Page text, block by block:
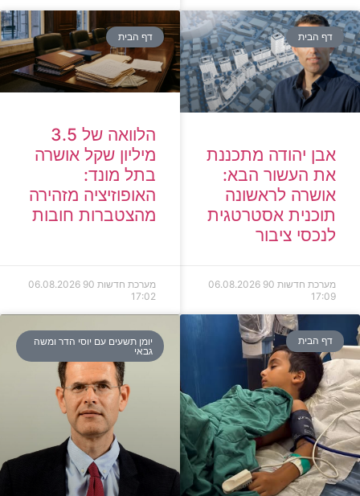
דף הבית
אבן יהודה מתכננת
את העשור הבא:
אושרה לראשונה
תוכנית אסטרטגית
לנכסי ציבור
מערכת חדשות 90
06.08.2026
17:09
דף הבית
הלוואה של 3.5
מיליון שקל אושרה
בתל מונד:
האופוזיציה מזהירה
מהצטברות חובות
מערכת חדשות 90
06.08.2026
17:02
דף הבית
יומן תשעים עם יוסי הדר ומשה
גבאי